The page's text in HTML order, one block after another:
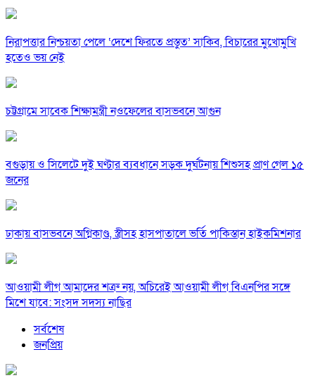
নিরাপত্তার নিশ্চয়তা পেলে ‘দেশে ফিরতে প্রস্তুত’ সাকিব, বিচারের মুখোমুখি
হতেও ভয় নেই
চট্টগ্রামে সাবেক শিক্ষামন্ত্রী নওফেলের বাসভবনে আগুন
বগুড়ায় ও সিলেটে দুই ঘণ্টার ব্যবধানে সড়ক দুর্ঘটনায় শিশুসহ প্রাণ গেল ১৫
জনের
ঢাকায় বাসভবনে অগ্নিকাণ্ড, স্ত্রীসহ হাসপাতালে ভর্তি পাকিস্তান হাইকমিশনার
আওয়ামী লীগ আমাদের শত্রু নয়, অচিরেই আওয়ামী লীগ বিএনপির সঙ্গে
মিশে যাবে: সংসদ সদস্য নাছির
সর্বশেষ
জনপ্রিয়